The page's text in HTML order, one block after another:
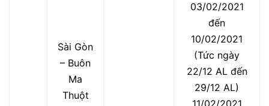
Sài Gòn
– Buôn
Ma
Thuột
03/02/2021
đến
10/02/2021
(Tức ngày
22/12 AL đến
29/12 AL)